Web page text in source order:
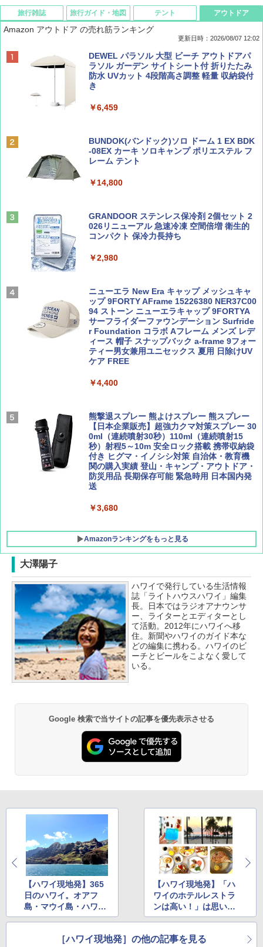
旅行雑誌
ディズニーファン ２０２６年 ９月号 [雑
誌] (ＤＩＳＮＥＹ ＦＡＮ)
￥713
SOTO ミニマル"旅"財布 ランダム2種】
￥1,500
￥1,540
￥1,540
AIRLINE（エアライン）2026年9月号【特
集】ボーイング110周年を祝して！
￥1,760
旅行ガイド・地図
D40 地球の歩き方 チェンマイ タイ北部の魅
力的な町 2026～2027 地球の歩き方D アジア
￥2,079
球の歩き方A ヨーロッパ
￥2,479
￥2,695
ァキア 2026～2027 地球の歩き方A ヨーロッ
パ
￥2,277
新しい日本地理 地図・統計・移動から読み
解く (講談社現代新書)
￥1,540
テント
[キャンパーズコレクション 山善] ポップアッ
プテント 傘みたいに広げて畳める パッとサ
ッとサンシェード キューブ フルクローズ メ
ッシュ 簡単設置 ワンタッチテント キャンプ
PYKES PEAK (パイクスピーク) 着替えテン
ト プライバシー テント 【中が透けない】 1
ーチ ピクニック ポップアップテント 携帯 簡
￥4,980
テント ワンタッチ RENEW 幅200 2-3人用 43
￥5,999
[キャンパーズコレクション 山善] 傘みたいに
広げるだけ パッとサッとテント ブラックコ
ーティング フルクローズ メッシュ 3-4人用
簡単設置 ポップアップテント エクルベージ
ュ(BC仕様) PATC-150B(EB)
￥9,990
[キャンパーズコレクション 山善] 傘みたいに
広げるだけ パッとサッとテント キューブワ
イド ブラックコーティング フルクローズ メ
ッシュ 4人用 簡単設置 ポップアップテント P
ATCW-150B エクルベージュ
￥-
アウトドア
Amazon アウトドア の売れ筋ランキング
更新日時：2026/08/07 12:02
DEWEL パラソル 大型 ビーチ アウトドアパ
ラソル ガーデン サイトシート付 折りたたみ
防水 UVカット 4段階高さ調整 軽量 収納袋付
き
￥6,459
BUNDOK(バンドック)ソロ ドーム 1 EX BDK
-08EX カーキ ソロキャンプ ポリエステル フ
レーム テント
￥14,800
GRANDOOR ステンレス保冷剤 2個セット 2
026リニューアル 急速冷凍 空間倍増 衛生的
コンパクト 保冷力長持ち
￥2,980
ニューエラ New Era キャップ メッシュキャ
ップ 9FORTY AFrame 15226380 NER37C00
94 ストーン ニューエラキャップ 9FORTYA
サーフライダーファウンデーション Surfride
r Foundation コラボ Aフレーム メンズ レデ
ィース 帽子 スナップバック a-frame 9フォー
ティー男女兼用ユニセックス 夏用 日除けUV
ケア FREE
￥4,400
熊撃退スプレー 熊よけスプレー 熊スプレー
【日本企業販売】超強力クマ対策スプレー 30
0ml（連続噴射30秒）110ml（連続噴射15
秒）射程5～10m 安全ロック搭載 携帯収納袋
付き ヒグマ・イノシシ対策 自治体・教育機
関の購入実績 登山・キャンプ・アウトドア・
防災用品 長期保存可能 緊急時用 日本国内発
送
￥3,680
Amazonランキングをもっと見る
大澤陽子
ハワイで発行している生活情報
誌「ライトハウスハワイ」編集
長。日本ではラジオアナウンサ
ー、ライターとエディターとし
て活動。2012年にハワイへ移
住。新聞やハワイのガイド本な
どの編集に携わる。ハワイのビ
ーチとビールをこよなく愛して
いる。
Google 検索で当サイトの記事を優先表示させる
【ハワイ現地発】365
日のハワイ。オアフ
島・マウイ島・ハワイ
島・カウアイ島から絶
【ハワイ現地発】「ハ
ワイのホテルレストラ
ンは高い！」は思い込
み？ 知っておきたい
［ハワイ現地発］の他の記事を見る